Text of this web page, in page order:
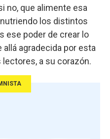
no, que alimente esa
los distintos
ese poder de crear lo
agradecida por esta
a su corazón.